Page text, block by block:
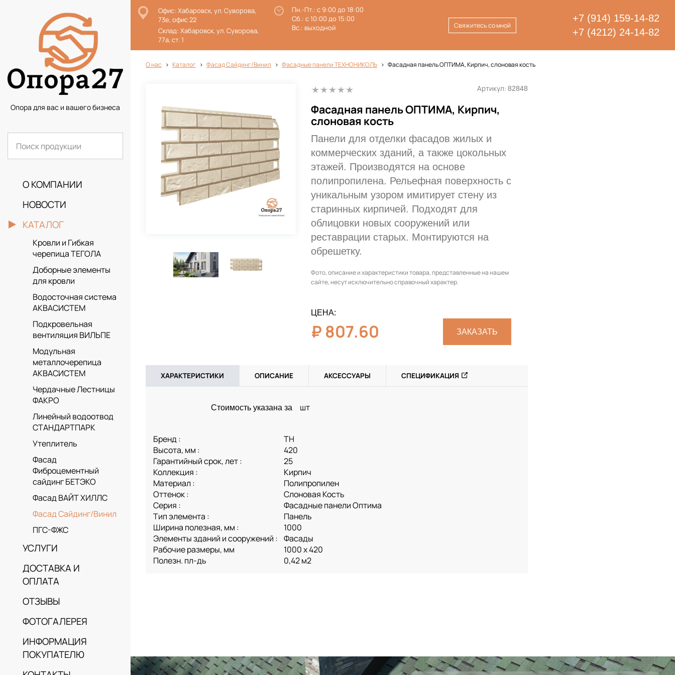
Опора для вас и вашего бизнеса
О КОМПАНИИ
НОВОСТИ
КАТАЛОГ
Кровли и Гибкая
черепица ТЕГОЛА
Доборные элементы
для кровли
Водосточная система
АКВАСИСТЕМ
Подкровельная
вентиляция ВИЛЬПЕ
Модульная
металлочерепица
АКВАСИСТЕМ
Чердачные Лестницы
ФАКРО
Линейный водоотвод
СТАНДАРТПАРК
Утеплитель
Фасад
Фиброцементный
сайдинг БЕТЭКО
Фасад ВАЙТ ХИЛЛС
Фасад Сайдинг/Винил
ПГС-ФЖС
УСЛУГИ
ДОСТАВКА И
ОПЛАТА
ОТЗЫВЫ
ФОТОГАЛЕРЕЯ
ИНФОРМАЦИЯ
ПОКУПАТЕЛЮ
Офис: Хабаровск, ул. Суворова,
73е, офис 22
Склад: Хабаровск, ул. Суворова,
77а, ст. 1
Пн.-Пт.: с 9:00 до 18:00
Сб.: с 10:00 до 15:00
Вс.: выходной
+7 (914) 159-14-82
+7 (4212) 24-14-82
Свяжитесь со мной
О нас Каталог Фасад Сайдинг/Винил Фасадные панели ТЕХНОНИКОЛЬ Фасадная панель ОПТИМА, Кирпич, слоновая кость
Артикул: 82848
Фасадная панель ОПТИМА, Кирпич,
слоновая кость
Панели для отделки фасадов жилых и
коммерческих зданий, а также цокольных
этажей. Производятся на основе
полипропилена. Рельефная поверхность с
уникальным узором имитирует стену из
старинных кирпичей. Подходят для
облицовки новых сооружений или
реставрации старых. Монтируются на
обрешетку.
Фото, описание и характеристики товара, представленные на нашем
сайте, несут исключительно справочный характер.
ЦЕНА:
₽ 807.60 ЗАКАЗАТЬ
ХАРАКТЕРИСТИКИ ОПИСАНИЕ АКСЕССУАРЫ СПЕЦИФИКАЦИЯ
Стоимость указана за шт
Бренд :
ТН
Высота, мм :
420
Гарантийный срок, лет :
25
Коллекция :
Кирпич
Материал :
Полипропилен
Оттенок :
Слоновая Кость
Серия :
Фасадные панели Оптима
Тип элемента :
Панель
Ширина полезная, мм :
1000
Элементы зданий и сооружений : Фасады
Рабочие размеры, мм
Полезн. пл-дь
1000 х 420
0,42 м2